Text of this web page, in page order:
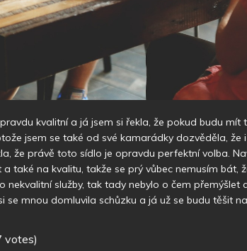
kvalitní a já jsem si řekla, že pokud budu mít
jsem se také od své kamarádky dozvěděla, že
že právě toto sídlo je opravdu perfektní volba.
také na kvalitu, takže se prý vůbec nemusím bát,
nekvalitní služby, tak tady nebylo o čem přemýšlet
mnou domluvila schůzku a já už se budu těšit
votes)